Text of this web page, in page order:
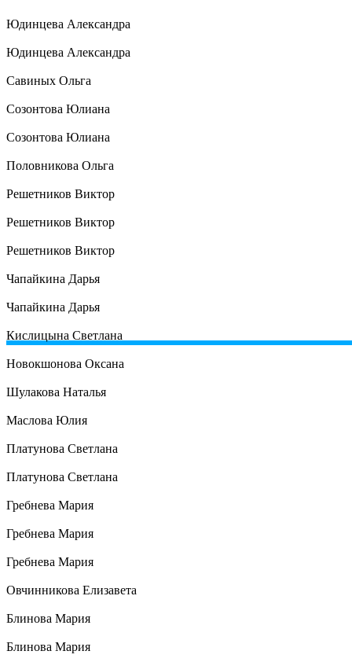
Юдинцева Александра
Юдинцева Александра
Савиных Ольга
Созонтова Юлиана
Созонтова Юлиана
Половникова Ольга
Решетников Виктор
Решетников Виктор
Решетников Виктор
Чапайкина Дарья
Чапайкина Дарья
Кислицына Светлана
Новокшонова Оксана
Шулакова Наталья
Маслова Юлия
Платунова Светлана
Платунова Светлана
Гребнева Мария
Гребнева Мария
Гребнева Мария
Овчинникова Елизавета
Блинова Мария
Блинова Мария